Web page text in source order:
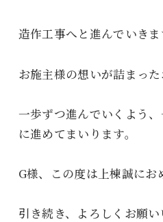
造作工事へと進んでいきま
お施主様の想いが詰まっ
一歩ずつ進んでいくよう
に進めてまいります。
G様、この度は上棟誠にお
引き続き、よろしくお願い